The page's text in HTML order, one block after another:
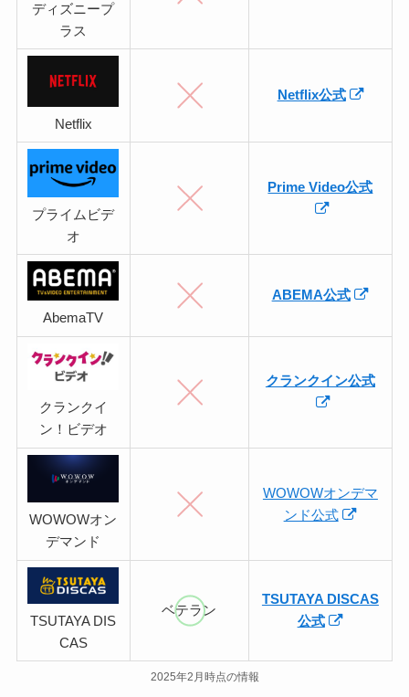
ディズニープ
ラス
Netflix
Netflix公式
プライムビデ
オ
Prime Video公式
AbemaTV
ABEMA公式
クランクイ
ン！ビデオ
クランクイン公式
WOWOWオン
デマンド
WOWOWオンデマ
ンド公式
TSUTAYA DIS
CAS
ベテラン
TSUTAYA DISCAS
公式
2025年2月時点の情報